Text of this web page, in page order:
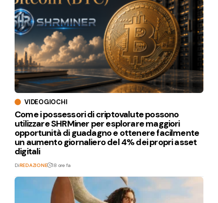
VIDEOGIOCHI
Come i possessori di criptovalute possono
utilizzare SHRMiner per esplorare maggiori
opportunità di guadagno e ottenere facilmente
un aumento giornaliero del 4% dei propri asset
digitali
DiREDAZIONE 18 ore fa